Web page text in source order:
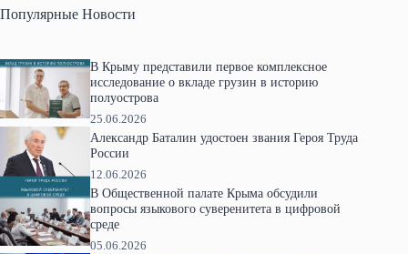
Популярные Новости
В Крыму представили первое комплексное
исследование о вкладе грузин в историю
полуострова
25.06.2026
Александр Баталин удостоен звания Героя Труда
России
12.06.2026
В Общественной палате Крыма обсудили
вопросы языкового суверенитета в цифровой
среде
05.06.2026